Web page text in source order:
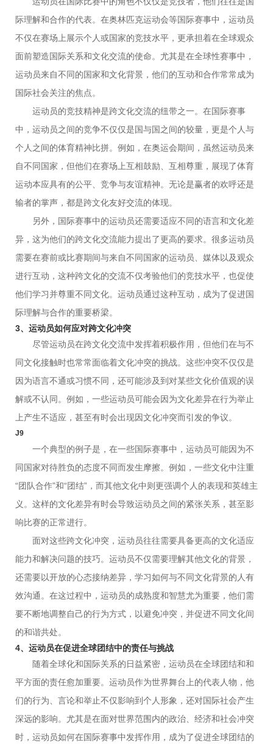
际理解和合作的代表。在奥林匹克运动会等国际赛事中，运动员
不仅在赛场上展示个人或国家的竞技水平，更承担着在全球观众
面前塑造国际关系和文化交流的使命。尤其是在全球性赛事中，
运动员来自不同的国家和文化背景，他们的互动和合作常常成为
国际社会关注的焦点。
运动员的竞技精神是跨文化交流的纽带之一。在国际赛事
中，运动员之间的竞争不仅仅是国与国之间的较量，更是个人与
个人之间的体育精神比拼。例如，在奥运会期间，虽然运动员来
自不同国家，但他们在赛场上互相鼓励、互相尊重，展现了体育
运动本应具有的公平、竞争与友谊精神。无论是赢者的欢呼还是
输者的掌声，都是跨文化友好交流的体现。
另外，国际赛事中的运动员还需要适应不同的语言和文化差
异，这为他们的跨文化交流能力提出了更高的要求。很多运动员
需要在赛前或比赛期间与来自不同国家的运动员、媒体以及观众
进行互动，这种跨文化的交流不仅考验他们的竞技水平，也促使
他们学习并尊重不同文化。运动员通过这种互动，成为了促进国
际理解与合作的重要桥梁。
3、运动员如何应对跨文化冲突
尽管运动员在跨文化交流中发挥着积极作用，但他们在与不
同文化接触时也常常面临着文化冲突的挑战。这些冲突不仅仅是
因为语言不通或习惯不同，还可能涉及到对某些文化价值观的误
解或不认同。例如，一些运动员可能会因为文化差异在行为举止
上产生不适应，甚至有时会出现因文化冲突而引发的争议。
J9
一个典型的例子是，在一些国际赛事中，运动员可能因为不
同国家对待胜负的态度不同而发生摩擦。例如，一些文化中注重
“团队合作”和“团结”，而其他文化中则更强调个人的表现和英雄主
义。这样的文化差异有时会导致运动员之间的紧张关系，甚至影
响比赛的正常进行。
面对这些跨文化冲突，运动员往往需要具备更高的文化适应
能力和解决问题的技巧。运动员不仅需要理解其他文化的背景，
还需要以开放的心态接纳差异，学习如何与不同文化背景的人有
效沟通。在这过程中，运动员的成熟度和智慧尤为重要，他们需
要不断地调整自己的行为方式，以避免冲突，并促进不同文化间
的和谐共处。
4、运动员在促进全球团结中的责任与挑战
随着全球化和国际关系的日益紧密，运动员在全球团结和和
平方面的责任愈加重要。运动员作为世界舞台上的代表人物，他
们的行为、言论和举止不仅影响到个人形象，还对国际社会产生
深远的影响。尤其是在面对世界范围内的政治、经济和社会冲突
时，运动员如何在国际赛事中发挥作用，成为了促进全球团结的